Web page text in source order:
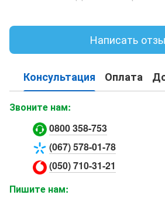
Написать
Консультация Оплата
Звоните нам:
0800 358-753
(067) 578-01-78
(050) 710-31-21
Пишите нам: